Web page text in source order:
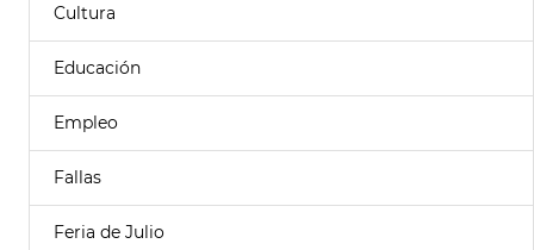
Cultura
Educación
Empleo
Fallas
Feria de Julio